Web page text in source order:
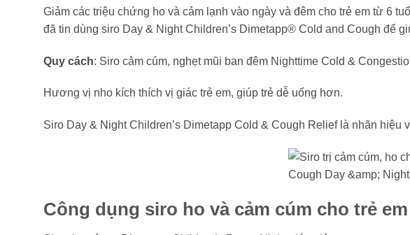
Giảm các triệu chứng ho và cảm lạnh vào ngày và đêm cho trẻ em từ 6
đã tin dùng siro Day & Night Children’s Dimetapp® Cold and Cough để
Quy cách: Siro cảm cúm, nghẹt mũi ban đêm Nighttime Cold &
Hương vị nho kích thích vị giác trẻ em, giúp trẻ dễ uống hơn.
Siro Day & Night Children’s Dimetapp Cold & Cough Relief là nhãn
Công dụng siro ho và cảm cúm cho trẻ